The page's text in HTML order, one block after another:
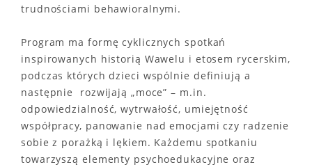
trudnościami behawioralnymi.
Program ma formę cyklicznych spotkań
inspirowanych historią Wawelu i etosem rycerskim,
podczas których dzieci wspólnie definiują a
następnie rozwijają „moce” – m.in.
odpowiedzialność, wytrwałość, umiejętność
współpracy, panowanie nad emocjami czy radzenie
sobie z porażką i lękiem. Każdemu spotkaniu
towarzyszą elementy psychoedukacyjne oraz